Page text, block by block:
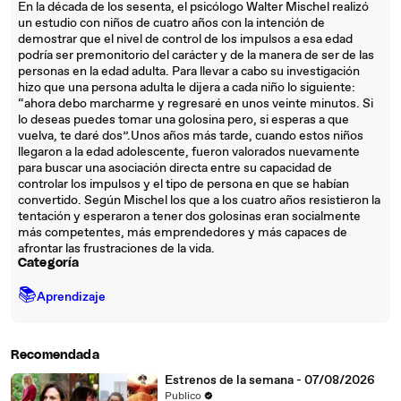
En la década de los sesenta, el psicólogo Walter Mischel realizó
un estudio con niños de cuatro años con la intención de
demostrar que el nivel de control de los impulsos a esa edad
podría ser premonitorio del carácter y de la manera de ser de las
personas en la edad adulta. Para llevar a cabo su investigación
hizo que una persona adulta le dijera a cada niño lo siguiente:
“ahora debo marcharme y regresaré en unos veinte minutos. Si
lo deseas puedes tomar una golosina pero, si esperas a que
vuelva, te daré dos”.Unos años más tarde, cuando estos niños
llegaron a la edad adolescente, fueron valorados nuevamente
para buscar una asociación directa entre su capacidad de
controlar los impulsos y el tipo de persona en que se habían
convertido. Según Mischel los que a los cuatro años resistieron la
tentación y esperaron a tener dos golosinas eran socialmente
más competentes, más emprendedores y más capaces de
afrontar las frustraciones de la vida.
Categoría
📚Aprendizaje
Recomendada
Estrenos de la semana - 07/08/2026
Publico